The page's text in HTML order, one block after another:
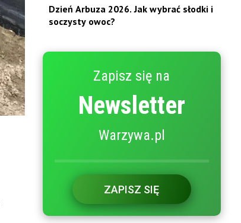
Dzień Arbuza 2026. Jak wybrać słodki i
soczysty owoc?
Zapisz się na
Newsletter
Warzywa.pl
ZAPISZ SIĘ